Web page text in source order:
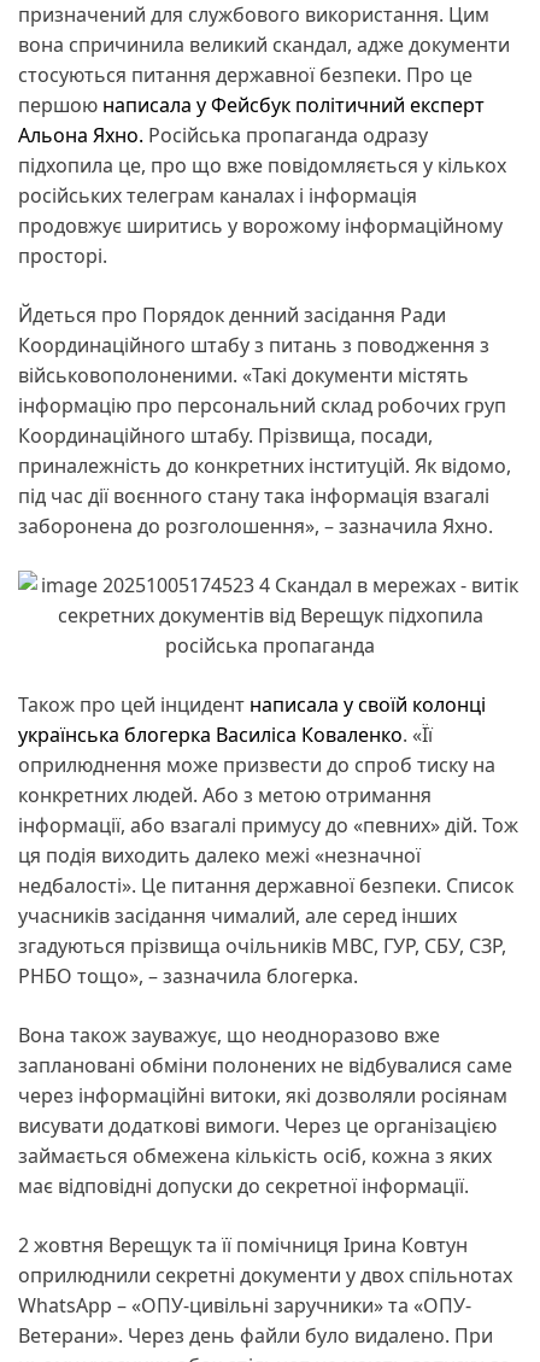
призначений для службового використання. Цим
вона спричинила великий скандал, адже документи
стосуються питання державної безпеки. Про це
першою написала у Фейсбук політичний експерт
Альона Яхно. Російська пропаганда одразу
підхопила це, про що вже повідомляється у кількох
російських телеграм каналах і інформація
продовжує ширитись у ворожому інформаційному
просторі.
Йдеться про Порядок денний засідання Ради
Координаційного штабу з питань з поводження з
військовополоненими. «Такі документи містять
інформацію про персональний склад робочих груп
Координаційного штабу. Прізвища, посади,
приналежність до конкретних інституцій. Як відомо,
під час дії воєнного стану така інформація взагалі
заборонена до розголошення», – зазначила Яхно.
Також про цей інцидент написала у своїй колонці
українська блогерка Василіса Коваленко. «Її
оприлюднення може призвести до спроб тиску на
конкретних людей. Або з метою отримання
інформації, або взагалі примусу до «певних» дій. Тож
ця подія виходить далеко межі «незначної
недбалості». Це питання державної безпеки. Список
учасників засідання чималий, але серед інших
згадуються прізвища очільників МВС, ГУР, СБУ, СЗР,
РНБО тощо», – зазначила блогерка.
Вона також зауважує, що неодноразово вже
заплановані обміни полонених не відбувалися саме
через інформаційні витоки, які дозволяли росіянам
висувати додаткові вимоги. Через це організацією
займається обмежена кількість осіб, кожна з яких
має відповідні допуски до секретної інформації.
2 жовтня Верещук та її помічниця Ірина Ковтун
оприлюднили секретні документи у двох спільнотах
WhatsApp – «ОПУ-цивільні заручники» та «ОПУ-
Ветерани». Через день файли було видалено. При